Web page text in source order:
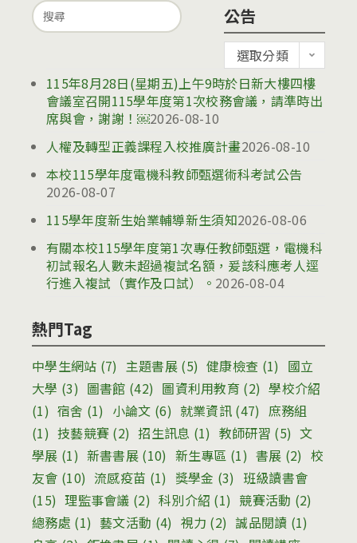
Search
for:
公告
告
選取分類
115年8月28日(星期五)上午9時於日新大樓四樓
會議室召開115學年度第1次校務會議，請準時出
席與會，謝謝！￼2026-08-10
人權及轉型正義課程入校推廣計畫2026-08-10
本校115學年度電機科教師甄選術科考試公告
2026-08-07
115學年度新生始業輔導新生須知2026-08-06
有關本校115學年度第1次專任教師甄選，電機科
初試報名人數未超過複試名額，爰該科應考人逕
行進入複試（實作及口試）。 2026-08-04
熱門Tag
中學生網站 (7) 主題書展(5) 健康檢查 (1) 國立
大學 (3) 圖書館 (42) 圖資利用教育 (2) 學校介紹
(1) 宿舍 (1) 小論文 (6) 就業資訊 (47) 庶務組
(1) 技藝競賽 (2) 招生訊息 (1) 教師研習 (5) 文
學展 (1) 新書書展 (10) 新生專區 (1) 書展 (2) 校
友會 (10) 流感疫苗 (1) 獎學金 (3) 班級讀書會
(15) 理監事會議 (2) 科別介紹 (1) 競賽活動 (2)
總務處 (1) 藝文活動 (4) 視力 (2) 誠品閱讀 (1)